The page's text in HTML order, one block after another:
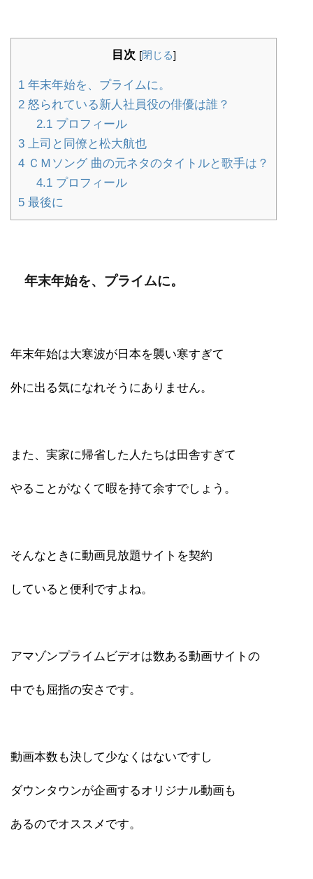
目次 [閉じる]
1 年末年始を、プライムに。
2 怒られている新人社員役の俳優は誰？
2.1プロフィール
3 上司と同僚と松大航也
4 ＣＭソング 曲の元ネタのタイトルと歌手は？
4.1プロフィール
5 最後に
年末年始を、プライムに。
年末年始は大寒波が日本を襲い寒すぎて
外に出る気になれそうにありません。
また、実家に帰省した人たちは田舎すぎて
やることがなくて暇を持て余すでしょう。
そんなときに動画見放題サイトを契約
していると便利ですよね。
アマゾンプライムビデオは数ある動画サイトの
中でも屈指の安さです。
動画本数も決して少なくはないですし
ダウンタウンが企画するオリジナル動画も
あるのでオススメです。